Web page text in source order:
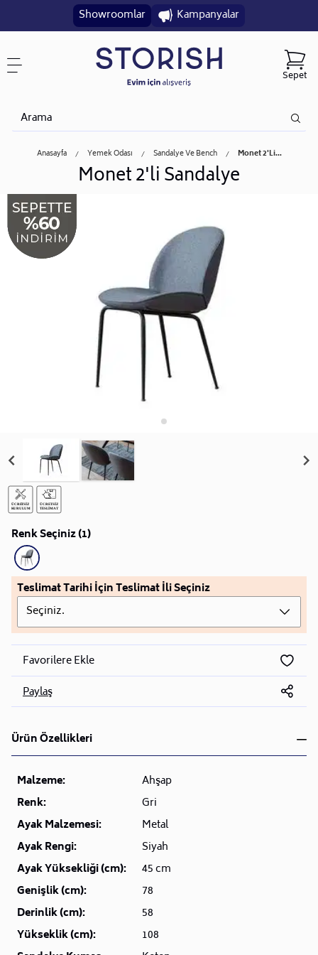
Showroomlar Kampanyalar
Sepet
Anasayfa Yemek Odası Sandalye Ve Bench Monet 2'li...
Monet 2'li Sandalye
Renk Seçiniz (1)
Teslimat Tarihi İçin Teslimat İli Seçiniz
Seçiniz.
Favorilere Ekle
Paylaş
Ürün Özellikleri
Malzeme:
Ahşap
Renk:
Gri
Ayak Malzemesi:
Metal
Ayak Rengi:
Siyah
Ayak Yüksekliği (cm):
45 cm
Genişlik (cm):
78
Derinlik (cm):
58
Yükseklik (cm):
108